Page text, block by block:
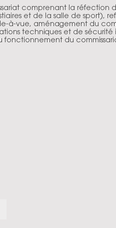
comprenant la réfection
et de la salle de sport),
à-vue, aménagement du
techniques et de
du